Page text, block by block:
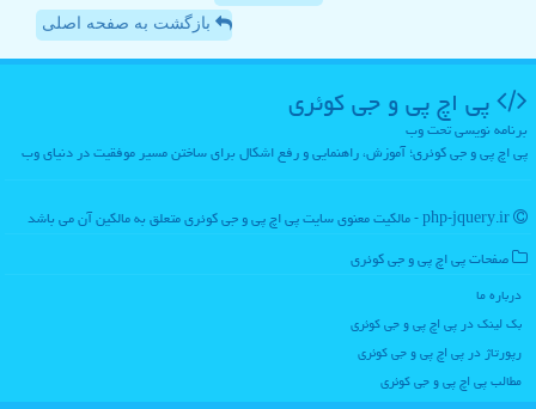
بازگشت به صفحه اصلی
پی اچ پی و جی كوئری
برنامه نویسی تحت وب
پی اچ پی و جی کوئری؛ آموزش، راهنمایی و رفع اشکال برای ساختن مسیر موفقیت در دنیای وب
صفحات پی اچ پی و جی كوئری
درباره ما
بک لینک در پی اچ پی و جی كوئری
رپورتاژ در پی اچ پی و جی كوئری
مطالب پی اچ پی و جی كوئری